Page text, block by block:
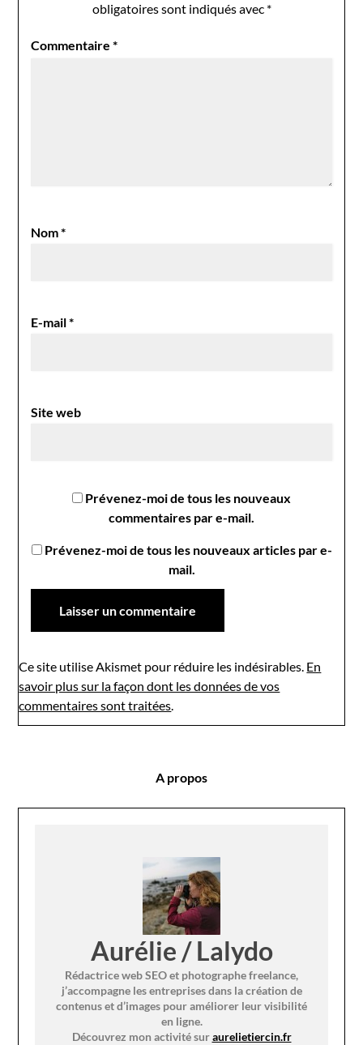
obligatoires sont indiqués avec *
Commentaire*
Nom*
E-mail*
Site web
Prévenez-moi de tous les nouveaux
commentaires par e-mail.
Prévenez-moi de tous les nouveaux articles par e-
mail.
Ce site utilise Akismet pour réduire les indésirables. En
savoir plus sur la façon dont les données de vos
commentaires sont traitées.
A propos
Aurélie / Lalydo
Rédactrice web SEO et photographe freelance,
j’accompagne les entreprises dans la création de
contenus et d’images pour améliorer leur visibilité
en ligne.
Découvrez mon activité suraurelietiercin.fr